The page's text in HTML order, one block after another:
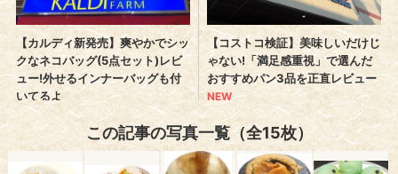
この記事の写真一覧（全15枚）